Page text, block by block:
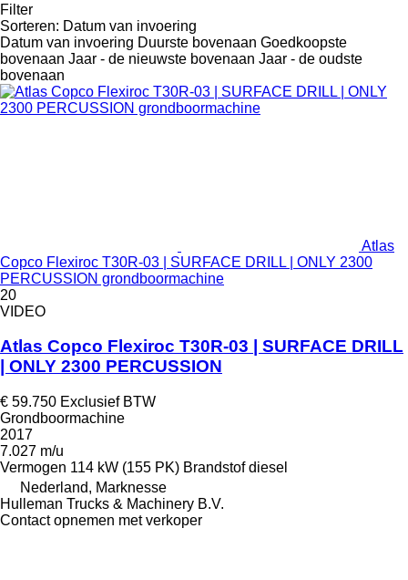
Filter
Sorteren: Datum van invoering
Datum van invoering Duurste bovenaan Goedkoopste
bovenaan Jaar - de nieuwste bovenaan Jaar - de oudste
bovenaan
Atlas
Copco Flexiroc T30R-03 | SURFACE DRILL | ONLY 2300
PERCUSSION grondboormachine
20
VIDEO
Atlas Copco Flexiroc T30R-03 | SURFACE DRILL
| ONLY 2300 PERCUSSION
€ 59.750 Exclusief BTW
Grondboormachine
2017
7.027 m/u
Vermogen 114 kW (155 PK) Brandstof diesel
Nederland, Marknesse
Hulleman Trucks & Machinery B.V.
Contact opnemen met verkoper